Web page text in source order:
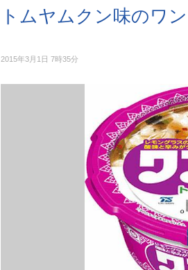
トムヤムクン味のワ
2015年3月1日 7時35分